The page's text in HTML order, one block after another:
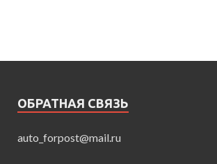
ОБРАТНАЯ СВЯЗЬ
auto_forpost@mail.ru